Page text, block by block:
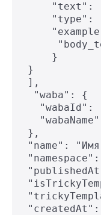
"text":
"type":
     }
}
],
  "waba": {
"wabaId":
},
"name": "Имя
"createdAt":